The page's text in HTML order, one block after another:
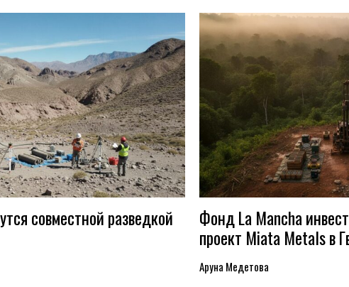
совместной разведкой
Фонд La Mancha
проект Miata Metals в
Аруна Медетова